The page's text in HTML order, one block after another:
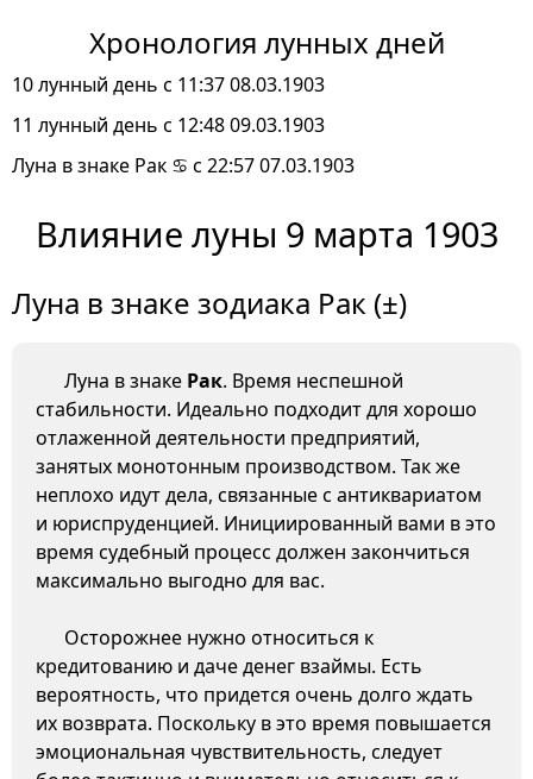
Хронология лунных дней
10 лунный день с 11:37 08.03.1903
11 лунный день с 12:48 09.03.1903
Луна в знаке Рак ♋ с 22:57 07.03.1903
Влияние луны 9 марта 1903
Луна в знаке зодиака Рак (±)
Луна в знаке Рак. Время неспешной
стабильности. Идеально подходит для хорошо
отлаженной деятельности предприятий,
занятых монотонным производством. Так же
неплохо идут дела, связанные с антиквариатом
и юриспруденцией. Инициированный вами в это
время судебный процесс должен закончиться
максимально выгодно для вас.
Осторожнее нужно относиться к
кредитованию и даче денег взаймы. Есть
вероятность, что придется очень долго ждать
их возврата. Поскольку в это время повышается
эмоциональная чувствительность, следует